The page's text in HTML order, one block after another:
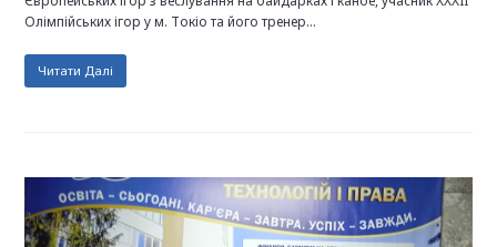
Олімпійських ігор у м. Токіо та його тренер…
Читати Далі